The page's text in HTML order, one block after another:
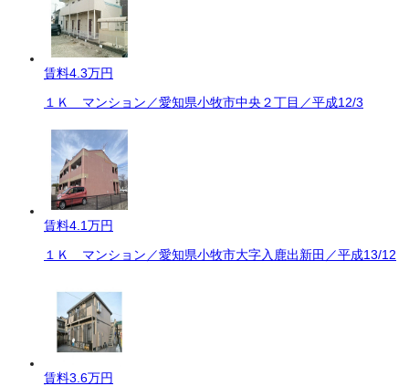
賃料4.3万円
１Ｋ マンション／愛知県小牧市中央２丁目／平成12/3
賃料4.1万円
１Ｋ マンション／愛知県小牧市大字入鹿出新田／平成13/12
賃料3.6万円